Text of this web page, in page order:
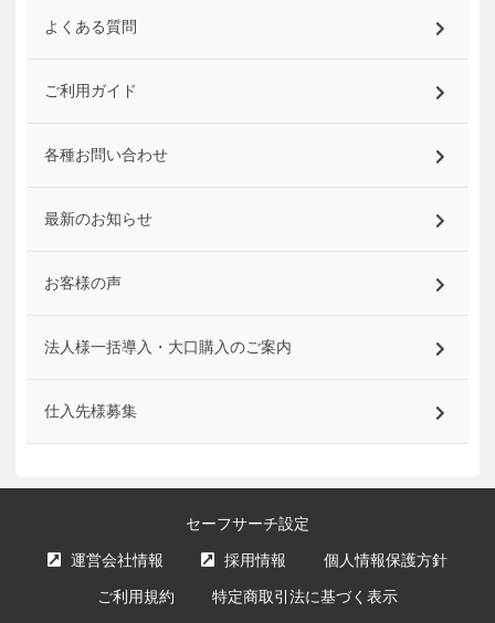
よくある質問
ご利用ガイド
各種お問い合わせ
最新のお知らせ
お客様の声
法人様一括導入・大口購入のご案内
仕入先様募集
セーフサーチ設定
運営会社情報 採用情報 個人情報保護方針
ご利用規約 特定商取引法に基づく表示